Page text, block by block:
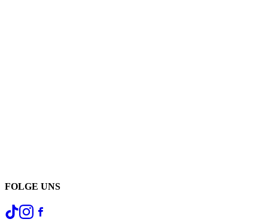
FOLGE UNS